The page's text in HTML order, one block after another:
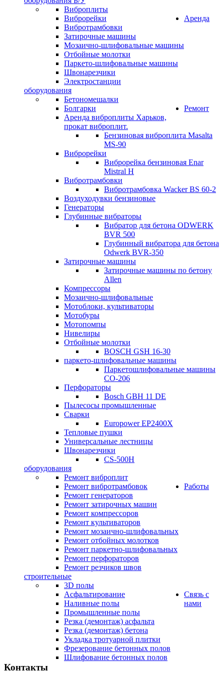
Виброплиты
Виброрейки
Вибротрамбовки
Затирочные машины
Мозаично-шлифовальные машины
Отбойные молотки
Паркето-шлифовальные машины
Швонарезчики
Электростанции
Аренда
оборудования
Бетономешалки
Болгарки
Аренда виброплиты Харьков,
прокат виброплит.
Бензиновая виброплита Masalta
MS-90
Виброрейки
Виброрейка бензиновая Enar
Mistral H
Вибротрамбовки
Вибротрамбовка Wacker BS 60-2
Воздуходувки бензиновые
Генераторы
Глубинные вибраторы
Вибратор для бетона ODWERK
BVR 500
Глубинный вибратора для бетона
Odwerk BVR-350
Затирочные машины
Затирочные машины по бетону
Allen
Компрессоры
Мозаично-шлифовальные
Мотоблоки, культиваторы
Мотобуры
Мотопомпы
Нивелиры
Отбойные молотки
BOSCH GSH 16-30
паркето-шлифовальные машины
Паркетошлифовальные машины
СО-206
Перфораторы
Bosch GBH 11 DE
Пылесосы промышленные
Сварки
Europower EP2400X
Тепловые пушки
Универсальные лестницы
Швонарезчики
CS-500H
Ремонт
оборудования
Ремонт виброплит
Ремонт вибротрамбовок
Ремонт генераторов
Ремонт затирочных машин
Ремонт компрессоров
Ремонт культиваторов
Ремонт мозаично-шлифовальных
Ремонт отбойных молотков
Ремонт паркетно-шлифовальных
Ремонт перфораторов
Ремонт резчиков швов
Работы
строительные
3D полы
Асфальтирование
Наливные полы
Промышленные полы
Резка (демонтаж) асфальта
Резка (демонтаж) бетона
Укладка тротуарной плитки
Фрезерование бетонных полов
Шлифование бетонных полов
Cвязь с
нами
Контакты